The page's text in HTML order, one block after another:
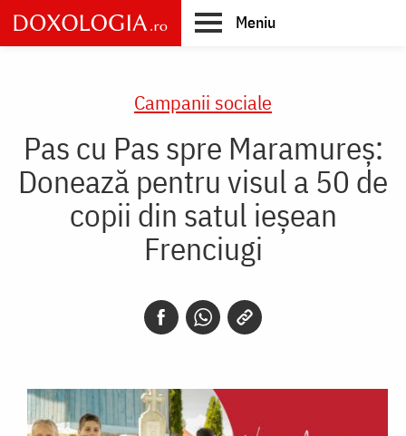
Skip
to
main
Meniu
Campanii sociale
Pas cu Pas spre Maramureș:
Donează pentru visul a 50 de
copii din satul ieșean
Frenciugi